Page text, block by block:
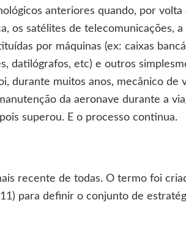
anteriores quando, por volta
os satélites de telecomunicações, a
por máquinas (ex: caixas
datilógrafos, etc) e outros
durante muitos anos, mecânico de
da aeronave durante a
superou. E o processo continua.
recente de todas. O termo foi
para definir o conjunto de